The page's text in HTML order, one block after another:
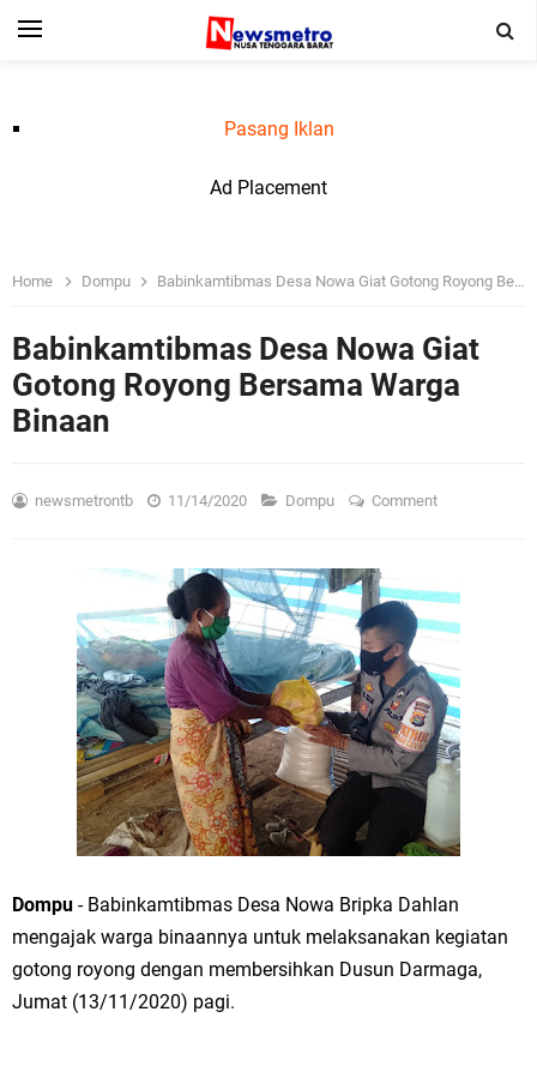
Pasang Iklan
Ad Placement
Home Dompu Babinkamtibmas Desa Nowa Giat Gotong Royong Bersama Warga Binaan
Babinkamtibmas Desa Nowa Giat
Gotong Royong Bersama Warga
Binaan
newsmetrontb 11/14/2020 Dompu Comment
Dompu - Babinkamtibmas Desa Nowa Bripka Dahlan
mengajak warga binaannya untuk melaksanakan kegiatan
gotong royong dengan membersihkan Dusun Darmaga,
Jumat (13/11/2020) pagi.